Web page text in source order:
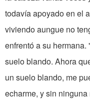
todavía apoyado en el
viviendo aungue no
enfrentó a su
suelo blando. Ahora
un suelo blando, me
echarme, y sin